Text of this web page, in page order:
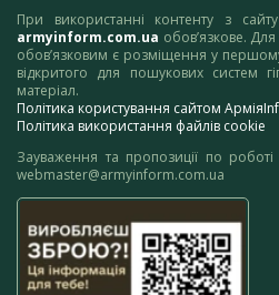
При використанні контенту з
armyinform.com.ua обов’язкове. Для
обов’язковим є розміщення у
відкритого для пошукових систем
матеріал.
Політика користування сайтом
Політика використання файлів cookie
Зауваження та пропозиції по
webmaster@armyinform.com.ua